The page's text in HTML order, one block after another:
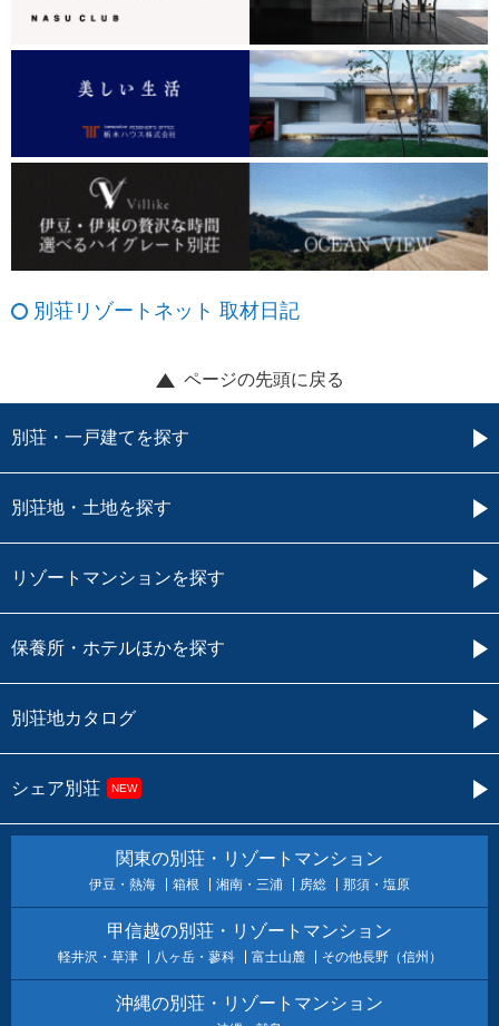
別荘リゾートネット 取材日記
ページの先頭に戻る
別荘・一戸建てを探す
別荘地・土地を探す
リゾートマンションを探す
保養所・ホテルほかを探す
別荘地カタログ
シェア別荘 NEW
関東の別荘・リゾートマンション
伊豆・熱海 箱根 湘南・三浦 房総 那須・塩原
甲信越の別荘・リゾートマンション
軽井沢・草津 八ヶ岳・蓼科 富士山麓 その他長野（信州）
沖縄の別荘・リゾートマンション